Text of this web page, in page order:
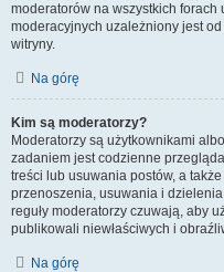
moderatorów na wszystkich
moderacyjnych uzależniony jest
witryny.
Na górę
Kim są moderatorzy?
Moderatorzy są użytkownikami
zadaniem jest codzienne
treści lub usuwania postów, a
przenoszenia, usuwania i
reguły moderatorzy czuwają, aby
publikowali niewłaściwych i
Na górę